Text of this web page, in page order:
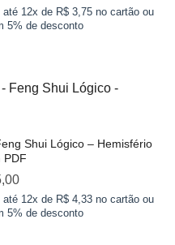
12x de R$ 3,75 no cartão ou
5% de desconto
Shui Lógico – Hemisfério
PDF
12x de R$ 4,33 no cartão ou
5% de desconto